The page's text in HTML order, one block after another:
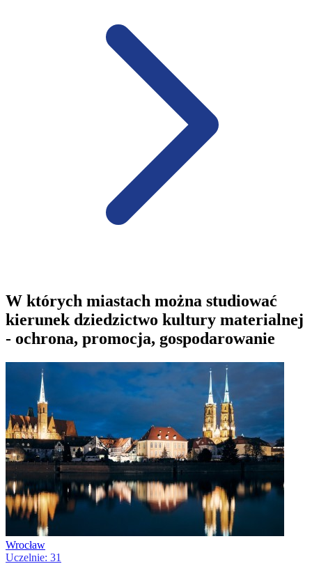
W których miastach można studiować
kierunek dziedzictwo kultury materialnej
- ochrona, promocja, gospodarowanie
Wrocław
Uczelnie: 31